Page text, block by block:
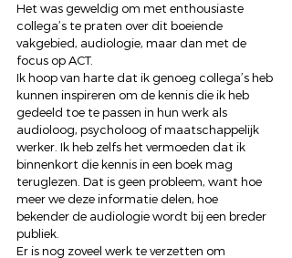
Het was geweldig om met enthousiaste
collega’s te praten over dit boeiende
vakgebied, audiologie, maar dan met de
focus op ACT.
Ik hoop van harte dat ik genoeg collega’s heb
kunnen inspireren om de kennis die ik heb
gedeeld toe te passen in hun werk als
audioloog, psycholoog of maatschappelijk
werker. Ik heb zelfs het vermoeden dat ik
binnenkort die kennis in een boek mag
teruglezen. Dat is geen probleem, want hoe
meer we deze informatie delen, hoe
bekender de audiologie wordt bij een breder
publiek.
Er is nog zoveel werk te verzetten om